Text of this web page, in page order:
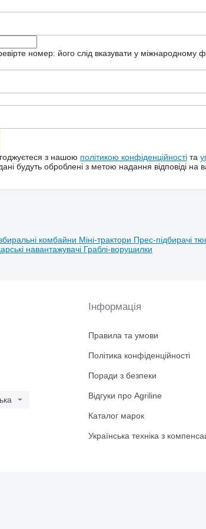
номер: його слід вказувати у міжнародному
з нашою політикою конфіденційностіта
будуть оброблені з метою надання відповіді на
комбайни Міні-трактори Прес-підбирачі
навантажувачі Граблі-ворушилки
Інформація
Правила та умови
Політика конфіденційності
Поради з безпеки
Відгуки про Agriline
Каталог марок
Українська техніка з